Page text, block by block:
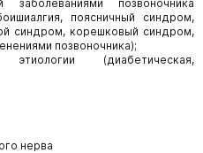
позвоночника
поясничный синдром,
синдром, корешковый синдром,
позвоночника);
этиологии (диабетическая,
нерва